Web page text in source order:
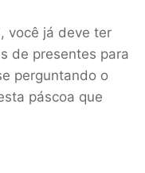
você já deve ter
de presentes para
perguntando o
páscoa que